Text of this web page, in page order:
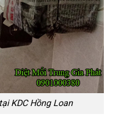
KDC Hồng Loan